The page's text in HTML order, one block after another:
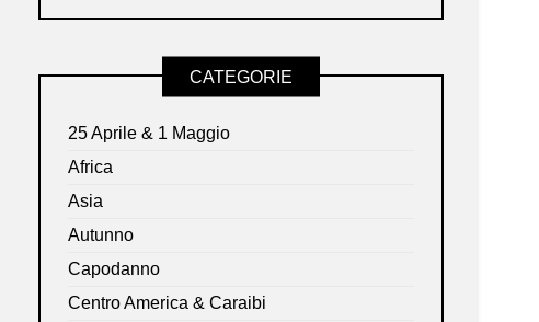
CATEGORIE
25 Aprile & 1 Maggio
Africa
Asia
Autunno
Capodanno
Centro America & Caraibi